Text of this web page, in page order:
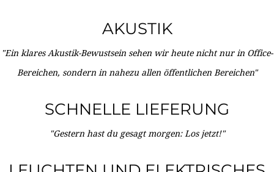
AKUSTIK
"Ein klares Akustik-Bewustsein sehen wir heute nicht nur in Office-
Bereichen, sondern in nahezu allen öffentlichen Bereichen"
SCHNELLE LIEFERUNG
"Gestern hast du gesagt morgen: Los jetzt!"